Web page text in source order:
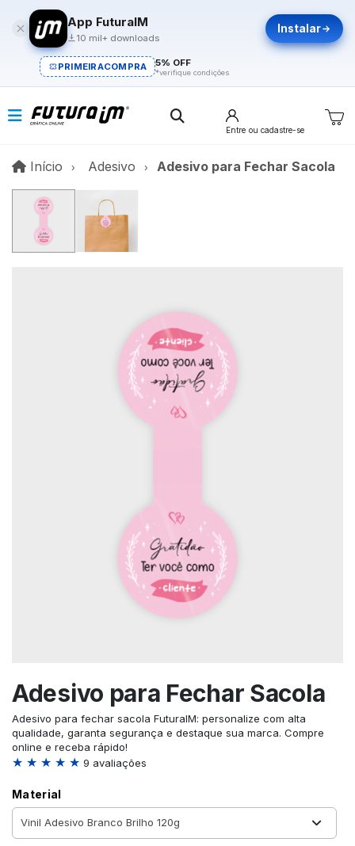
App FuturaIM
10 mil+ downloads
Instalar
PRIMEIRACOMPRA 5% OFF
*verifique condições
Entre ou cadastre-se
Início InícioAdesivo Adesivo para Fechar Sacola
Adesivo para Fechar Sacola
Adesivo para fechar sacola FuturaIM: personalize com alta
qualidade, garanta segurança e destaque sua marca. Compre
online e receba rápido!
★ ★ ★ ★ ★ 9 avaliações
Material